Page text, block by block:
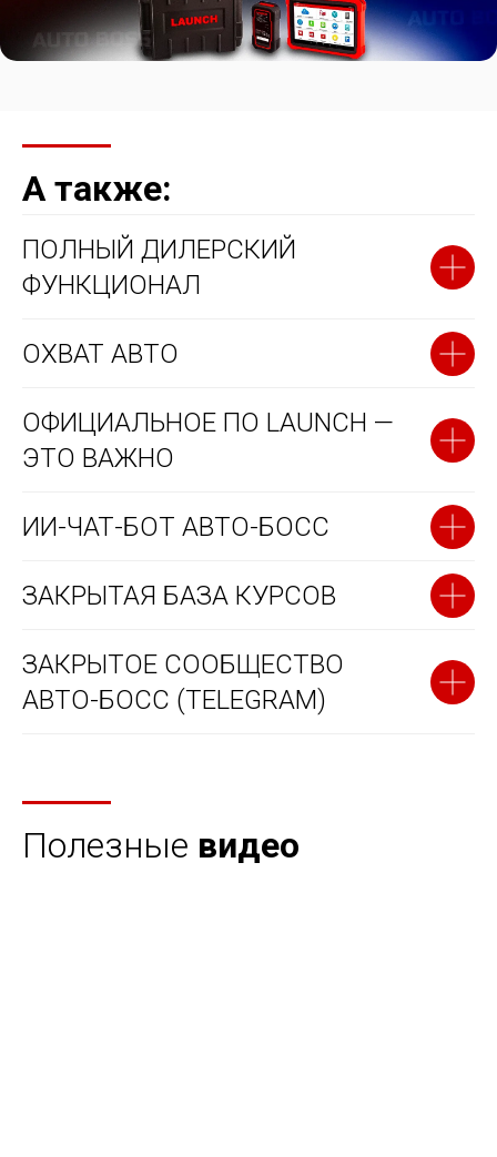
А также:
ПОЛНЫЙ ДИЛЕРСКИЙ
ФУНКЦИОНАЛ
ОХВАТ АВТО
ОФИЦИАЛЬНОЕ ПО LAUNCH —
ЭТО ВАЖНО
ИИ-ЧАТ-БОТ АВТО-БОСС
ЗАКРЫТАЯ БАЗА КУРСОВ
ЗАКРЫТОЕ СООБЩЕСТВО
АВТО-БОСС (TELEGRAM)
Полезные видео